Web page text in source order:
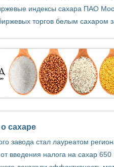
индексы сахара ПАО
торгов белым сахаром
сахаре
завода стал лауреатом
введения налога на сахар